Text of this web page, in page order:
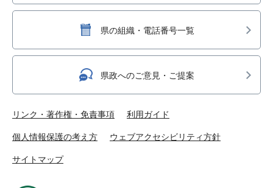
県の組織・電話番号一覧
県政へのご意見・ご提案
リンク・著作権・免責事項 利用ガイド
個人情報保護の考え方 ウェブアクセシビリティ方針
サイトマップ